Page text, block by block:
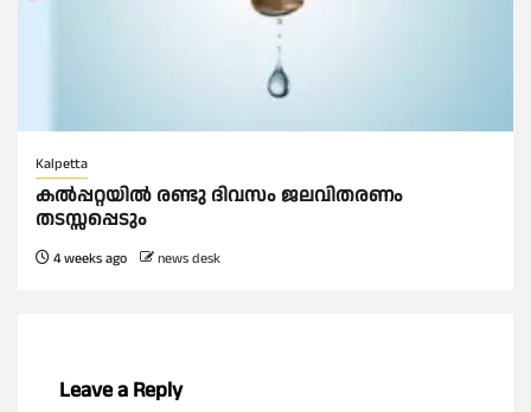
Kalpetta
കൽപ്പറ്റയിൽ രണ്ടു ദിവസം ജലവിതരണം
തടസ്സപ്പെടും
4 weeks ago news desk
Leave a Reply